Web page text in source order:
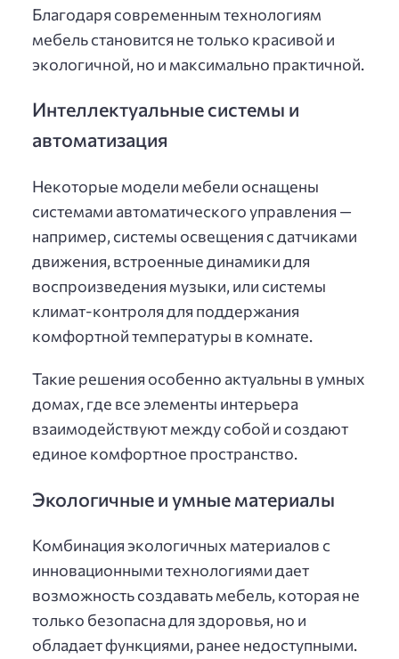
Благодаря современным технологиям
мебель становится не только красивой и
экологичной, но и максимально практичной.
Интеллектуальные системы и
автоматизация
Некоторые модели мебели оснащены
системами автоматического управления —
например, системы освещения с датчиками
движения, встроенные динамики для
воспроизведения музыки, или системы
климат-контроля для поддержания
комфортной температуры в комнате.
Такие решения особенно актуальны в умных
домах, где все элементы интерьера
взаимодействуют между собой и создают
единое комфортное пространство.
Экологичные и умные материалы
Комбинация экологичных материалов с
инновационными технологиями дает
возможность создавать мебель, которая не
только безопасна для здоровья, но и
обладает функциями, ранее недоступными.